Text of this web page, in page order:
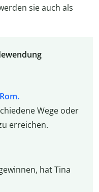
sie auch als
Wege oder
erreichen.
hat Tina